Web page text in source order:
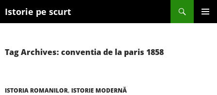
Istorie pe scurt
Search
SKIP TO CONTENT
Tag Archives: conventia de la paris 1858
ISTORIA ROMANILOR, ISTORIE MODERNĂ